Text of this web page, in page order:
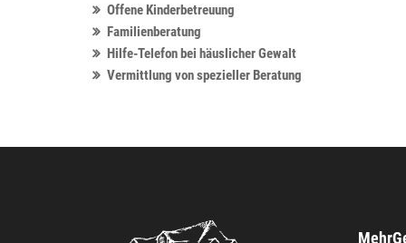
Offene Kinderbetreuung
Familienberatung
Hilfe-Telefon bei häuslicher Gewalt
Vermittlung von spezieller Beratung